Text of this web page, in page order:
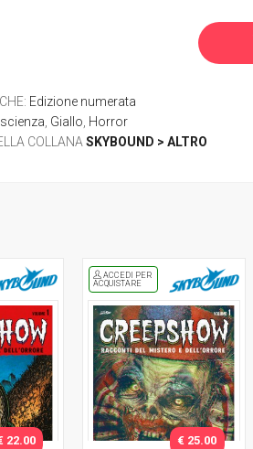
: Edizione numerata
Giallo Horror
COLLANASKYBOUND > ALTRO
22.00
ACCEDI PER
ACQUISTARE
€ 25.00